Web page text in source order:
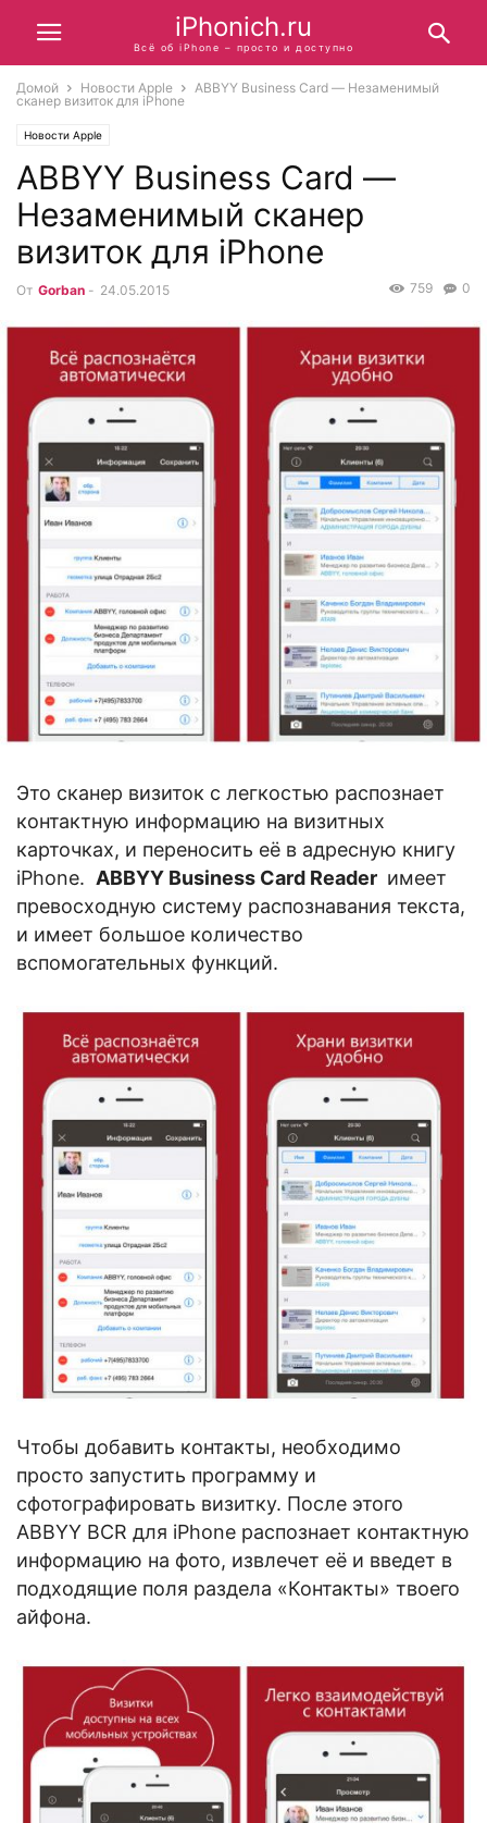
iPhonich.ru
Всё об iPhone – просто и доступно
Домой Новости Apple
ABBYY Business Card — Незаменимый
сканер визиток для iPhone
Новости Apple
ABBYY Business Card —
Незаменимый сканер
визиток для iPhone
От Gorban - 24.05.2015 0
759
Это сканер визиток с легкостью распознает
контактную информацию на визитных
карточках, и переносить её в адресную книгу
iPhone. ABBYY Business Card Reader имеет
превосходную систему распознавания текста,
и имеет большое количество
вспомогательных функций.
Чтобы добавить контакты, необходимо
просто запустить программу и
сфотографировать визитку. После этого
ABBYY BCR для iPhone распознает контактную
информацию на фото, извлечет её и введет в
подходящие поля раздела «Контакты» твоего
айфона.